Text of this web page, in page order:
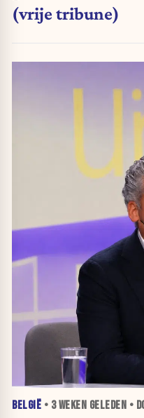
(vrije tribune)
BELGIË • 3 WEKEN GELEDEN •